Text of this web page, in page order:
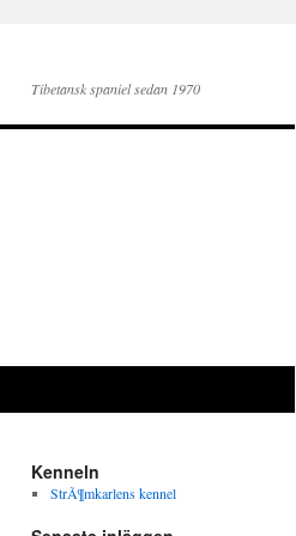
Tibetansk spaniel sedan 1970
Kenneln
StrÃ¶mkarlens kennel